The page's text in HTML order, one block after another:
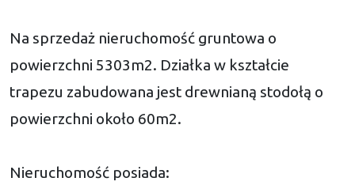
Na sprzedaż nieruchomość gruntowa o
powierzchni 5303m2. Działka w kształcie
trapezu zabudowana jest drewnianą stodołą o
powierzchni około 60m2.
Nieruchomość posiada: